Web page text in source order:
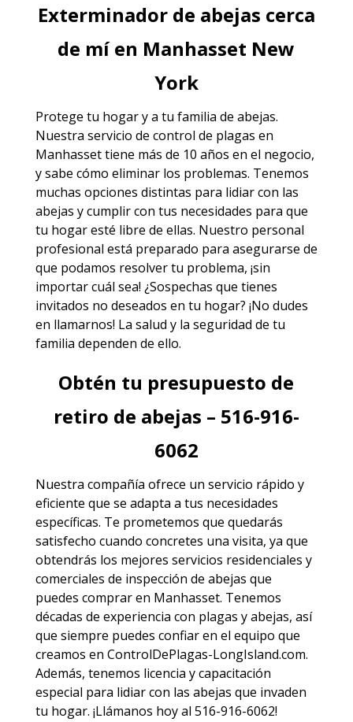
Exterminador de abejas cerca
de mí en Manhasset New
York
Protege tu hogar y a tu familia de abejas.
Nuestra servicio de control de plagas en
Manhassettiene más de 10 años en el negocio,
y sabe cómo eliminar los problemas. Tenemos
muchas opciones distintas para lidiar con las
abejas y cumplir con tus necesidades para que
tu hogar esté libre de ellas. Nuestro personal
profesional está preparado para asegurarse de
que podamos resolver tu problema, ¡sin
importar cuál sea! ¿Sospechas que tienes
invitados no deseados en tu hogar? ¡No dudes
en llamarnos! La salud y la seguridad de tu
familia dependen de ello.
Obtén tu presupuesto de
retiro de abejas – 516-916-
6062
Nuestra compañía ofrece un servicio rápido y
eficiente que se adapta a tus necesidades
específicas. Te prometemos que quedarás
satisfecho cuando concretes una visita, ya que
obtendrás los mejores servicios residenciales y
comerciales de inspección de abejas que
puedes comprar en Manhasset. Tenemos
décadas de experiencia con plagas y abejas, así
que siempre puedes confiar en el equipo que
creamos en ControlDePlagas-LongIsland.com.
Además, tenemos licencia y capacitación
especial para lidiar con las abejas que invaden
tu hogar. ¡Llámanos hoy al 516-916-6062!